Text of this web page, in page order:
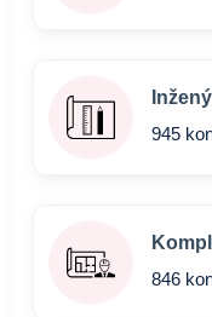
945
846